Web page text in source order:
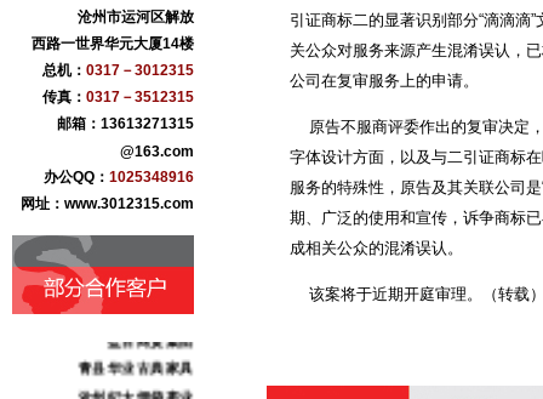
沧州市运河区解放
西路一世界华元大厦14楼
总机： 0317－3012315
传真： 0317－3512315
邮箱：13613271315
@163.com
办公QQ： 1025348916
网址：www.3012315.com
青县华业古典家具
沧州纪大烟袋枣业
引证商标二的显著识别部分“滴滴滴
关公众对服务来源产生混淆误认，
公司在复审服务上的申请。
原告不服商评委作出的复审决定
字体设计方面，以及与二引证商标
服务的特殊性，原告及其关联公司
期、广泛的使用和宣传，诉争商标
成相关公众的混淆误认。
该案将于近期开庭审理。（转载